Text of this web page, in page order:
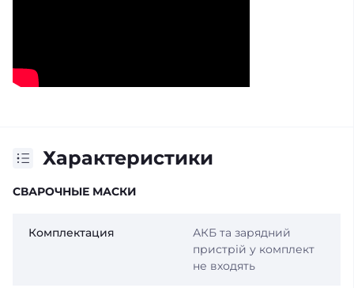
Характеристики
СВАРОЧНЫЕ МАСКИ
Комплектация
АКБ та зарядний
пристрій у комплект
не входять